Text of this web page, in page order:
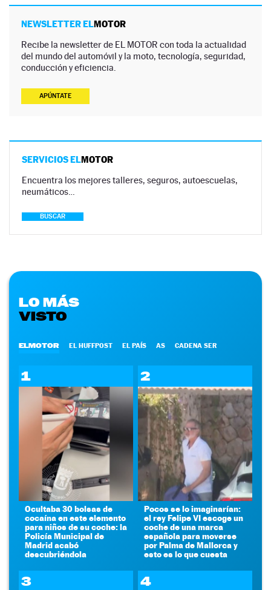
NEWSLETTER ELMOTOR
Recibe la newsletter de EL MOTOR con toda la actualidad
del mundo del automóvil y la moto, tecnología, seguridad,
conducción y eficiencia.
APÚNTATE
SERVICIOS ELMOTOR
Encuentra los mejores talleres, seguros, autoescuelas,
neumáticos…
BUSCAR
LO MÁS
VISTO
ELMOTOR EL HUFFPOST EL PAÍS AS CADENA SER
1
Ocultaba 30 bolsas de
cocaína en este elemento
para niños de su coche: la
Policía Municipal de
Madrid acabó
descubriéndola
2
Pocos se lo imaginarían:
el rey Felipe VI escoge un
coche de una marca
española para moverse
por Palma de Mallorca y
esto es lo que cuesta
3 4